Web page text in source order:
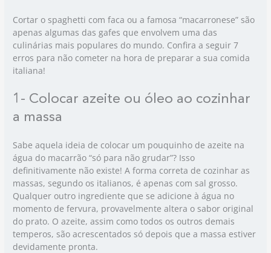
Cortar o spaghetti com faca ou a famosa “macarronese” são
apenas algumas das gafes que envolvem uma das
culinárias mais populares do mundo. Confira a seguir 7
erros para não cometer na hora de preparar a sua comida
italiana!
1- Colocar azeite ou óleo ao cozinhar
a massa
Sabe aquela ideia de colocar um pouquinho de azeite na
água do macarrão “só para não grudar”? Isso
definitivamente não existe! A forma correta de cozinhar as
massas, segundo os italianos, é apenas com sal grosso.
Qualquer outro ingrediente que se adicione à água no
momento de fervura, provavelmente altera o sabor original
do prato. O azeite, assim como todos os outros demais
temperos, são acrescentados só depois que a massa estiver
devidamente pronta.